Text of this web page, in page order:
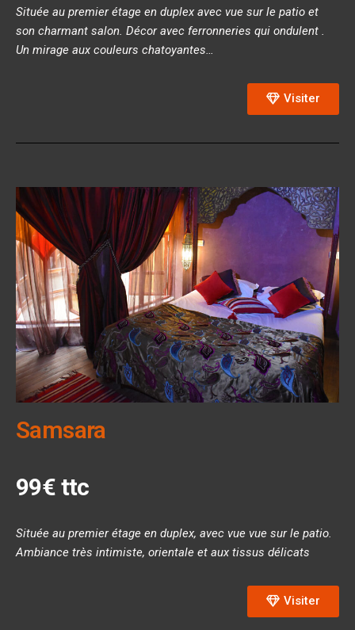
Située au premier étage en duplex avec vue sur le patio et
son charmant salon. Décor avec ferronneries qui ondulent .
Un mirage aux couleurs chatoyantes…
Visiter
Samsara
99€ ttc
Située au premier étage en duplex, avec vue vue sur le patio.
Ambiance très intimiste, orientale et aux tissus délicats
Visiter